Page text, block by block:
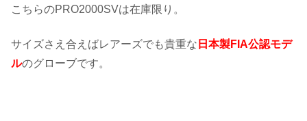
こちらのPRO2000SVは在庫限り。
サイズさえ合えばレアーズでも貴重な 日本製FIA公認モデ
ルのグローブです。